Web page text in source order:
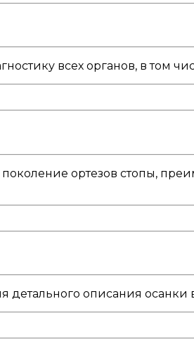
всех органов, в том
ортезов стопы,
описания осанки